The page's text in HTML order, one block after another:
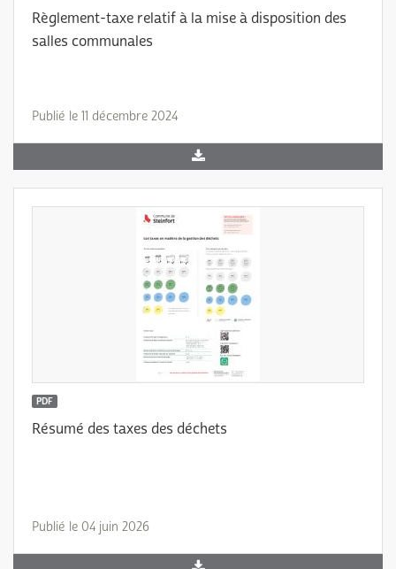
Règlement-taxe relatif à la mise à disposition des
salles communales
Publié le 11 décembre 2024
PDF
Résumé des taxes des déchets
Publié le 04 juin 2026